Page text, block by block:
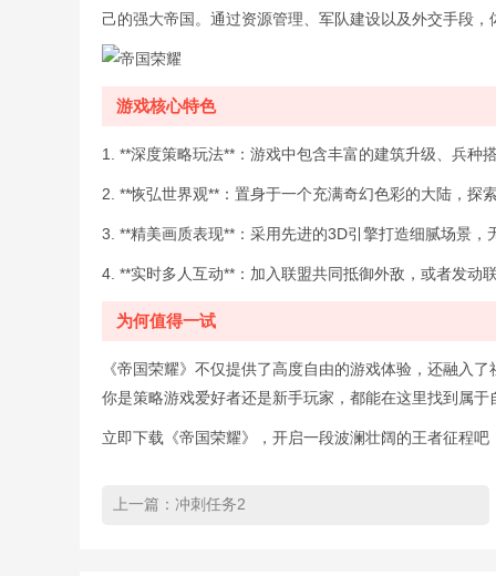
己的强大帝国。通过资源管理、军队建设以及外交手段
游戏核心特色
1. **深度策略玩法**：游戏中包含丰富的建筑升级、兵种
2. **恢弘世界观**：置身于一个充满奇幻色彩的大陆，
3. **精美画质表现**：采用先进的3D引擎打造细腻场景
4. **实时多人互动**：加入联盟共同抵御外敌，或者发动
为何值得一试
《帝国荣耀》不仅提供了高度自由的游戏体验，还融入
你是策略游戏爱好者还是新手玩家，都能在这里找到属于
立即下载《帝国荣耀》，开启一段波澜壮阔的王者征程吧
上一篇： 冲刺任务2